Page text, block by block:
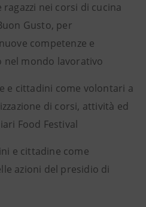
ragazzi nei corsi di cucina
Gusto, per
competenze e
nel mondo lavorativo
e cittadini come volontari a
di corsi, attività ed
Food Festival
e cittadine come
azioni del presidio di